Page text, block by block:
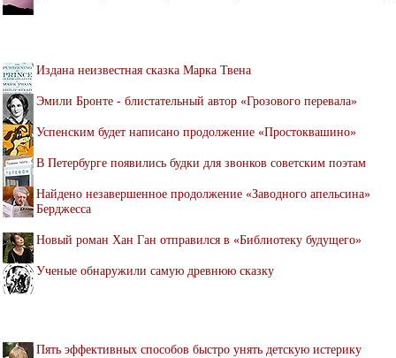
Издана неизвестная сказка Марка Твена
Эмили Бронте - блистательный автор «Грозового перевала»
Успенским будет написано продолжение «Простоквашино»
В Петербурге появились будки для звонков советским поэтам
Найдено незавершенное продолжение «Заводного апельсина»
Берджесса
Новый роман Хан Ган отправился в «Библиотеку будущего»
Ученые обнаружили самую древнюю сказку
Пять эффективных способов быстро унять детскую истерику